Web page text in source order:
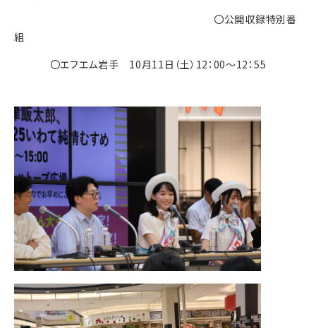
〇公開収録特別番
組
〇エフエム岩手 10月11日（土）12：00～12：55